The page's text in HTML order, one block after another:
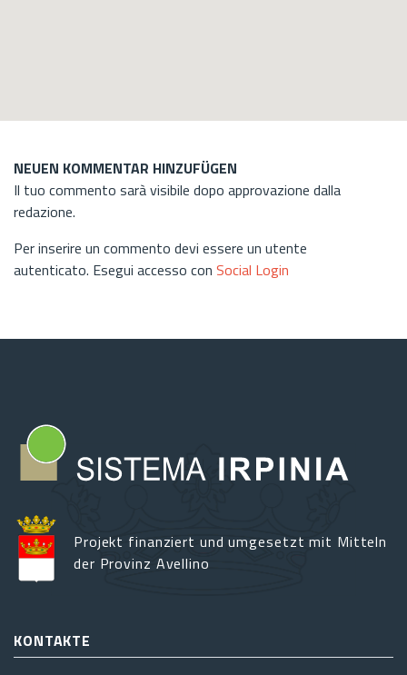
NEUEN KOMMENTAR HINZUFÜGEN
Il tuo commento sarà visibile dopo approvazione dalla
redazione.
Per inserire un commento devi essere un utente
autenticato. Esegui accesso con Social Login
Projekt finanziert und umgesetzt mit Mitteln
der Provinz Avellino
KONTAKTE